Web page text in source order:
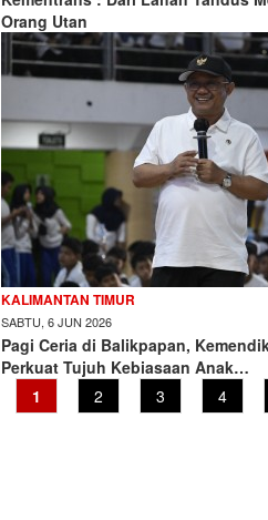
Orang Utan
KALIMANTAN TIMUR
SABTU, 6 JUN 2026
Pagi Ceria di Balikpapan,
Perkuat Tujuh Kebiasaan Anak…
Current
page
1 Page
2 Page
3 Page
4